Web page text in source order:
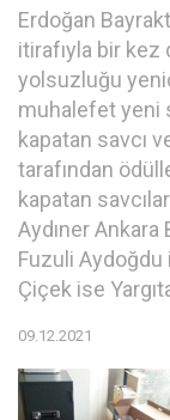
Erdoğan
itirafıyla bir kez
yolsuzluğu
muhalefet yeni
kapatan savcı
tarafından
kapatan
Aydıner Ankara
Fuzuli
Çiçek ise
09.12.2021